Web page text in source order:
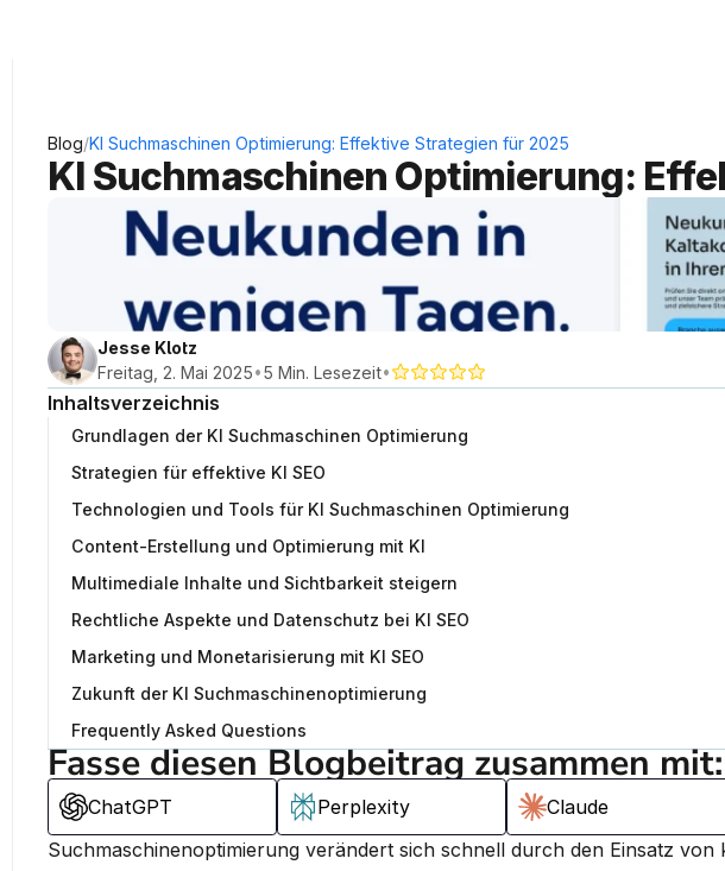
Blog/KI Suchmaschinen Optimierung: Effektive Strategien für 2025
KI Suchmaschinen Optimierung:
Jesse Klotz
Freitag, 2. Mai 2025•5 Min. Lesezeit•
Inhaltsverzeichnis
Grundlagen der KI Suchmaschinen Optimierung
Strategien für effektive KI SEO
Technologien und Tools für KI Suchmaschinen Optimierung
Content-Erstellung und Optimierung mit KI
Multimediale Inhalte und Sichtbarkeit steigern
Rechtliche Aspekte und Datenschutz bei KI SEO
Marketing und Monetarisierung mit KI SEO
Zukunft der KI Suchmaschinenoptimierung
Frequently Asked Questions
Fasse diesen Blogbeitrag zusammen mit:
ChatGPT Perplexity Claude
Suchmaschinenoptimierung verändert sich schnell durch den Einsatz von